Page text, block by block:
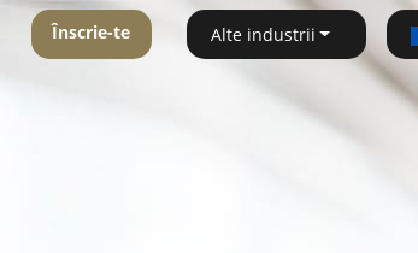
Înscrie-te Alte industrii